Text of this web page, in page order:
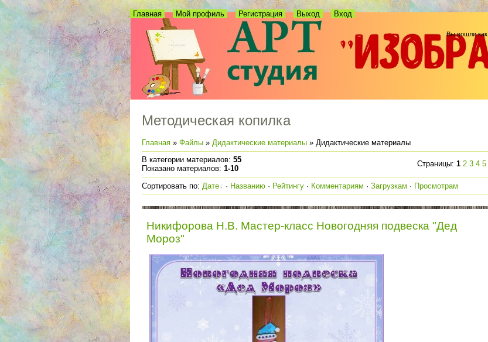
Вы вошли как
Главная Мой профиль Регистрация Выход Вход
Методическая копилка
Главная » Файлы » Дидактические материалы » Дидактические материалы
В категории материалов: 55
Показано материалов: 1-10
Страницы: 1 2 3 4 5
Сортировать по: Дате · Названию · Рейтингу · Комментариям · Загрузкам · Просмотрам
Никифорова Н.В. Мастер-класс Новогодняя подвеска "Дед
Мороз"